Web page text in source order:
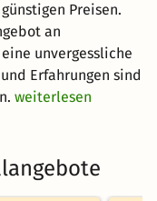
Preisen.
an
unvergessliche
Erfahrungen sind
weiterlesen